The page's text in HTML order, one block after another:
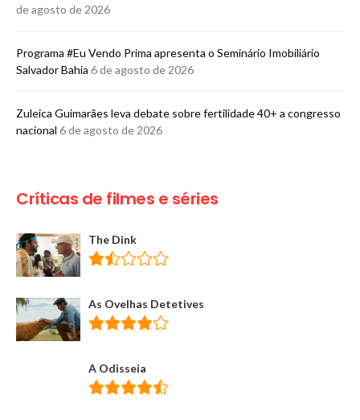
de agosto de 2026
Programa #Eu Vendo Prima apresenta o Seminário Imobiliário
Salvador Bahia 6 de agosto de 2026
Zuleica Guimarães leva debate sobre fertilidade 40+ a congresso
nacional 6 de agosto de 2026
Críticas de filmes e séries
The Dink
As Ovelhas Detetives
A Odisseia